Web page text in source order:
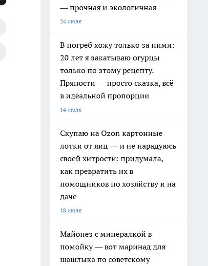
— прочная и экологичная
24 июля
В погреб хожу только за ними:
20 лет я закатываю огурцы
только по этому рецепту.
Пряности — просто сказка, всё
в идеальной пропорции
14 июля
Скупаю на Ozon картонные
лотки от яиц — и не нарадуюсь
своей хитрости: придумала,
как превратить их в
помощников по хозяйству и на
даче
18 июля
Майонез с минералкой в
помойку — вот маринад для
шашлыка по советскому